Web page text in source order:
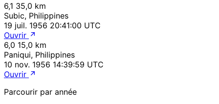
6,1 35,0 km
Subic, Philippines
19 juil. 1956 20:41:00 UTC
Ouvrir
6,0 15,0 km
Paniqui, Philippines
10 nov. 1956 14:39:59 UTC
Ouvrir
Parcourir par année